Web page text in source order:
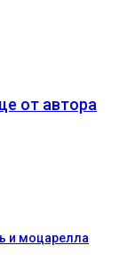
от автора
и моцарелла